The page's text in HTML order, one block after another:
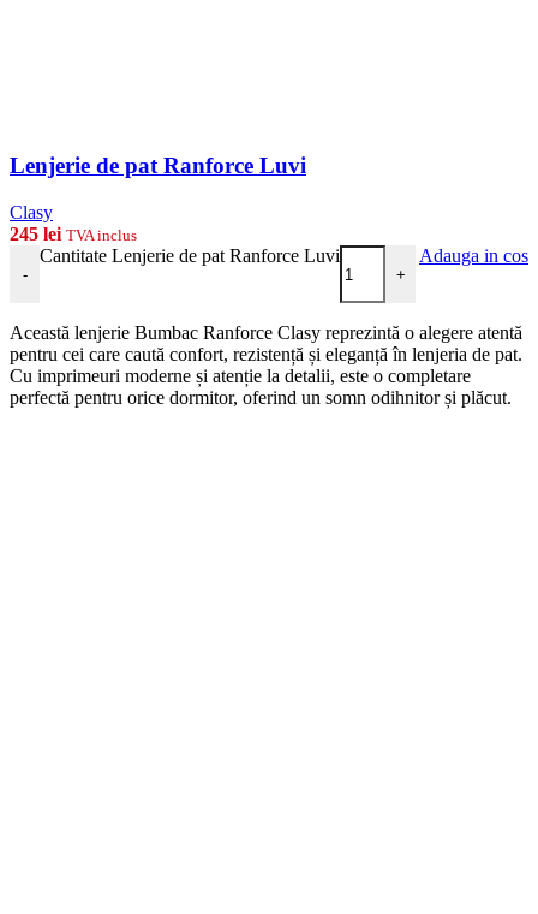
Lenjerie de pat Ranforce Luvi
Clasy
245 lei TVA inclus
-
Cantitate Lenjerie de pat Ranforce Luvi
+
Adauga in cos
Această lenjerie Bumbac Ranforce Clasy reprezintă o alegere atentă
pentru cei care caută confort, rezistență și eleganță în lenjeria de pat.
Cu imprimeuri moderne și atenție la detalii, este o completare
perfectă pentru orice dormitor, oferind un somn odihnitor și plăcut.